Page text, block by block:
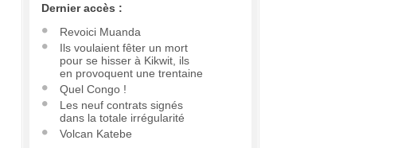
Dernier accès :
Revoici Muanda
Ils voulaient fêter un mort
pour se hisser à Kikwit, ils
en provoquent une trentaine
Quel Congo !
Les neuf contrats signés
dans la totale irrégularité
Volcan Katebe